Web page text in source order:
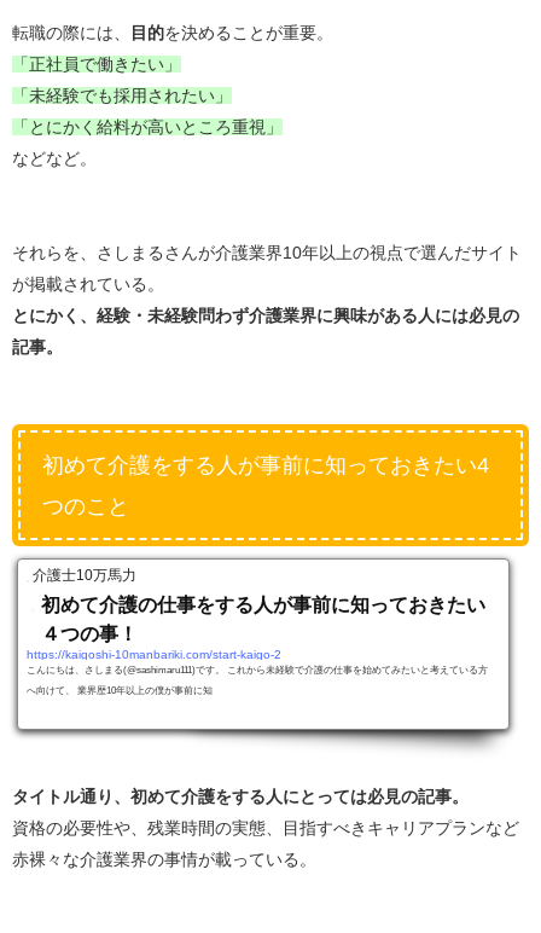
転職の際には、 目的を決めることが重要。
「正社員で働きたい」
「未経験でも採用されたい」
「とにかく給料が高いところ重視」
などなど。
それらを、さしまるさんが介護業界10年以上の視点で選んだサイト
が掲載されている。
とにかく、経験・未経験問わず介護業界に興味がある人には必見の
記事。
初めて介護をする人が事前に知っておきたい4
つのこと
介護士10万馬力
初めて介護の仕事をする人が事前に知っておきたい
４つの事！
https://kaigoshi-10manbariki.com/start-kaigo-2
こんにちは、さしまる(@sashimaru111)です。 これから未経験で介護の仕事を始めてみたいと考えている方
へ向けて、 業界歴10年以上の僕が事前に知
タイトル通り、初めて介護をする人にとっては必見の記事。
資格の必要性や、残業時間の実態、目指すべきキャリアプランなど
赤裸々な介護業界の事情が載っている。